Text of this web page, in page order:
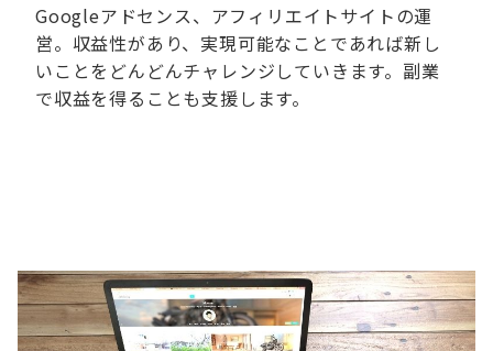
Googleアドセンス、アフィリエイトサイトの運
営。収益性があり、実現可能なことであれば新し
いことをどんどんチャレンジしていきます。副業
で収益を得ることも支援します。